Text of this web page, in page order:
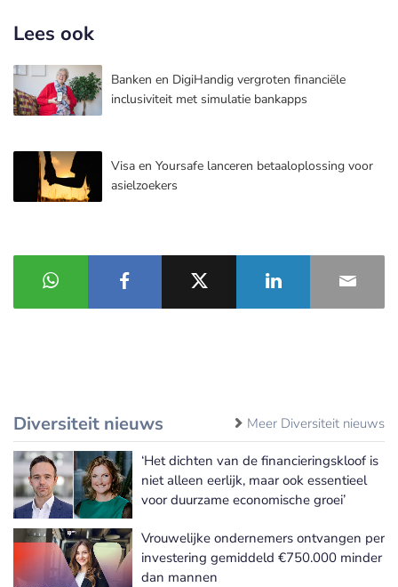
Lees ook
Banken en DigiHandig vergroten financiële
inclusiviteit met simulatie bankapps
Visa en Yoursafe lanceren betaaloplossing voor
asielzoekers
Diversiteit nieuws Meer Diversiteit nieuws
‘Het dichten van de financieringskloof is
niet alleen eerlijk, maar ook essentieel
voor duurzame economische groei’
Vrouwelijke ondernemers ontvangen per
investering gemiddeld €750.000 minder
dan mannen